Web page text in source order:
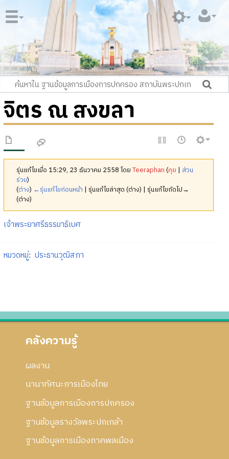
จิตร ณ สงขลา
รุ่นแก้ไขเมื่อ 15:29, 23 ธันวาคม 2558 โดยTeeraphan (คุย | ส่วน
ร่วม)
(ต่าง) ←รุ่นแก้ไขก่อนหน้า | รุ่นแก้ไขล่าสุด (ต่าง) | รุ่นแก้ไขถัดไป→
(ต่าง)
เจ้าพระยาศรีธรรมาธิเบศ
หมวดหมู่: ประธานวุฒิสภา
คลังความรู้
ผลงาน
นานาทัศนะการเมืองไทย
ฐานข้อมูลการเมืองการปกครอง
ฐานข้อมูลรางวัลพระปกเกล้า
ฐานข้อมูลการเมืองภาคพลเมือง